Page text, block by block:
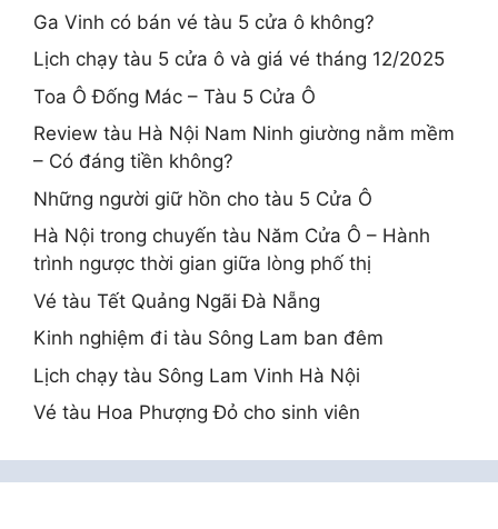
Ga Vinh có bán vé tàu 5 cửa ô không?
Lịch chạy tàu 5 cửa ô và giá vé tháng 12/2025
Toa Ô Đống Mác – Tàu 5 Cửa Ô
Review tàu Hà Nội Nam Ninh giường nằm mềm
– Có đáng tiền không?
Những người giữ hồn cho tàu 5 Cửa Ô
Hà Nội trong chuyến tàu Năm Cửa Ô – Hành
trình ngược thời gian giữa lòng phố thị
Vé tàu Tết Quảng Ngãi Đà Nẵng
Kinh nghiệm đi tàu Sông Lam ban đêm
Lịch chạy tàu Sông Lam Vinh Hà Nội
Vé tàu Hoa Phượng Đỏ cho sinh viên